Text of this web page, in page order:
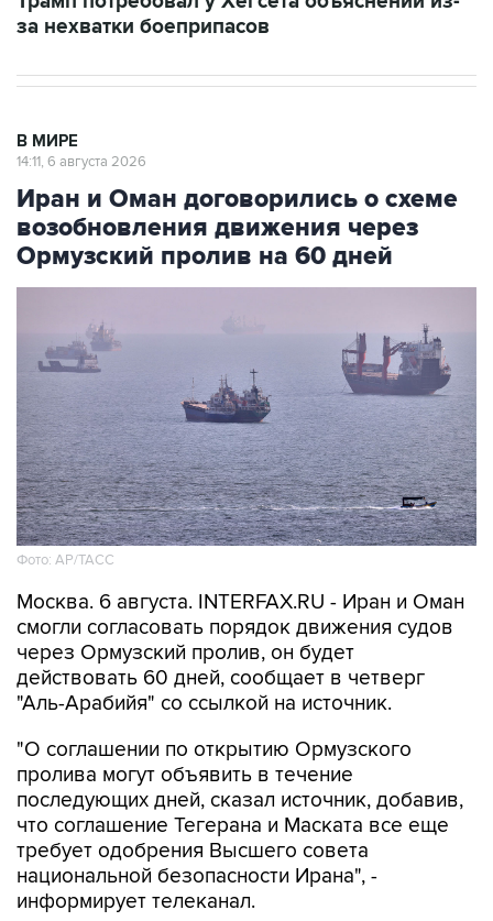
за нехватки боеприпасов
В МИРЕ
14:11, 6 августа 2026
Иран и Оман договорились о схеме
возобновления движения через
Ормузский пролив на 60 дней
Фото: AP/ТАСС
Москва. 6 августа. INTERFAX.RU - Иран и Оман
смогли согласовать порядок движения судов
через Ормузский пролив, он будет
действовать 60 дней, сообщает в четверг
"Аль-Арабийя" со ссылкой на источник.
"О соглашении по открытию Ормузского
пролива могут объявить в течение
последующих дней, сказал источник, добавив,
что соглашение Тегерана и Маската все еще
требует одобрения Высшего совета
национальной безопасности Ирана", -
информирует телеканал.